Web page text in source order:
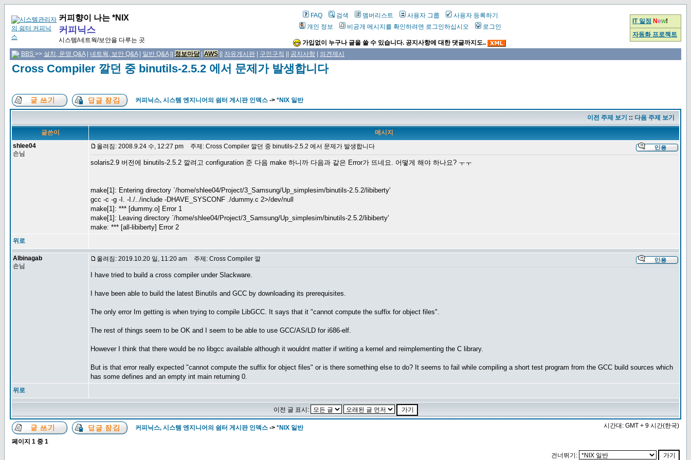
커피향이 나는 *NIX
커피닉스
시스템/네트웍/보안을 다루는 곳
FAQ 검색 멤버리스트 사용자 그룹
사용자 등록하기
개인 정보
비공개 메시지를 확인하려면 로그인하십시오 로그인
가입없이 누구나 글을 쓸 수 있습니다. 공지사항에 대한 댓글까지도..
IT 일정 New!
자동화 프로젝트
BBS >> 설치, 운영 Q&A| 네트웍, 보안 Q&A| 일반 Q&A|| 정보마당| AWS 자유게시판 구인구직 공지사항 의견제시
Cross Compiler 깔던 중 binutils-2.5.2 에서 문제가 발생합니다
커피닉스, 시스템 엔지니어의 쉼터 게시판 인덱스 -> *NIX 일반
이전 주제 보기 :: 다음 주제 보기
글쓴이
메시지
shlee04
손님
올려짐: 2008.9.24 수, 12:27 pm 주제: Cross Compiler 깔던 중 binutils-2.5.2 에서 문제가 발생합니다
solaris2.9 버전에 binutils-2.5.2 깔려고 configuration 준 다음 make 하니까 다음과 같은 Error가 뜨네요. 어떻게 해야 하나요? ㅜㅜ
make[1]: Entering directory `/home/shlee04/Project/3_Samsung/Up_simplesim/binutils-2.5.2/libiberty'
gcc -c -g -I. -I./../include -DHAVE_SYSCONF ./dummy.c 2>/dev/null
make[1]: *** [dummy.o] Error 1
make[1]: Leaving directory `/home/shlee04/Project/3_Samsung/Up_simplesim/binutils-2.5.2/libiberty'
make: *** [all-libiberty] Error 2
위로
Albinagab
손님
올려짐: 2019.10.20 일, 11:20 am 주제: Cross Compiler 깔
I have tried to build a cross compiler under Slackware.
I have been able to build the latest Binutils and GCC by downloading its prerequisites.
The only error Im getting is when trying to compile LibGCC. It says that it "cannot compute the suffix for object files".
The rest of things seem to be OK and I seem to be able to use GCC/AS/LD for i686-elf.
However I think that there would be no libgcc available although it wouldnt matter if writing a kernel and reimplementing the C library.
But is that error really expected "cannot compute the suffix for object files" or is there something else to do? It seems to fail while compiling a short test program from the GCC build sources which
has some defines and an empty int main returning 0.
위로
이전 글 표시:
커피닉스, 시스템 엔지니어의 쉼터 게시판 인덱스 -> *NIX 일반 시간대: GMT + 9 시간(한국)
페이지 1 중 1
건너뛰기: